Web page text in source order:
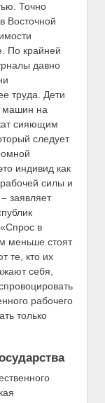
Точно
Восточной
По крайней
давно
труда. Дети
машин на
сияющим
следует
индивид как
силы и
заявляет
в
меньше стоят
те, кто их
себя,
рабочего
только